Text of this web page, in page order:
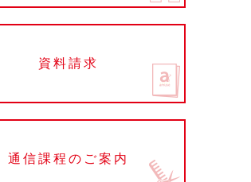
資料請求
通信課程のご案内